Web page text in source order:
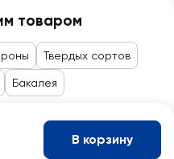
товаром
Твердых сортов
Бакалея
В корзину